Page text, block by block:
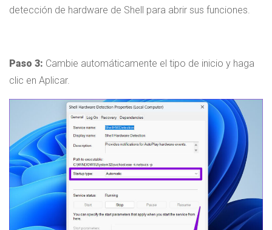
detección de hardware de Shell para abrir sus funciones.
Paso 3: Cambie automáticamente el tipo de inicio y haga
clic en Aplicar.